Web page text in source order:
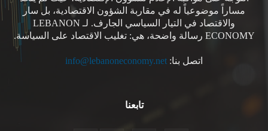
مساراً موضوعياً له في مقاربة الشؤون الاقتصادية، بل سار
والاقتصاد في التيار السياسي الجارف. لـ LEBANON
ECONOMY رسالة واضحة، هي: تغليب الاقتصاد على السياسة.
اتصل بنا: info@lebanoneconomy.net
تابعنا